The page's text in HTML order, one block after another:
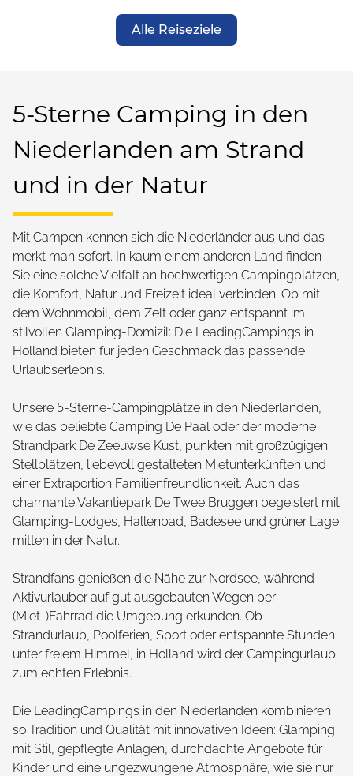
Alle Reiseziele
5-Sterne Camping in den
Niederlanden am Strand
und in der Natur
Mit Campen kennen sich die Niederländer aus und das
merkt man sofort. In kaum einem anderen Land finden
Sie eine solche Vielfalt an hochwertigen Campingplätzen,
die Komfort, Natur und Freizeit ideal verbinden. Ob mit
dem Wohnmobil, dem Zelt oder ganz entspannt im
stilvollen Glamping-Domizil: Die LeadingCampings in
Holland bieten für jeden Geschmack das passende
Urlaubserlebnis.
Unsere 5-Sterne-Campingplätze in den Niederlanden,
wie das beliebte Camping De Paal oder der moderne
Strandpark De Zeeuwse Kust, punkten mit großzügigen
Stellplätzen, liebevoll gestalteten Mietunterkünften und
einer Extraportion Familienfreundlichkeit. Auch das
charmante Vakantiepark De Twee Bruggen begeistert mit
Glamping-Lodges, Hallenbad, Badesee und grüner Lage
mitten in der Natur.
Strandfans genießen die Nähe zur Nordsee, während
Aktivurlauber auf gut ausgebauten Wegen per
(Miet-)Fahrrad die Umgebung erkunden. Ob
Strandurlaub, Poolferien, Sport oder entspannte Stunden
unter freiem Himmel, in Holland wird der Campingurlaub
zum echten Erlebnis.
Die LeadingCampings in den Niederlanden kombinieren
so Tradition und Qualität mit innovativen Ideen: Glamping
mit Stil, gepflegte Anlagen, durchdachte Angebote für
Kinder und eine ungezwungene Atmosphäre, wie sie nur